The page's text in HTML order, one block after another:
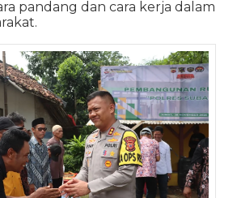
pandang dan cara kerja dalam